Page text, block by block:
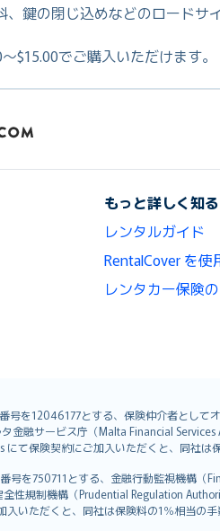
、鍵の閉じ込めなどのロードサ
$15.00でご購入いただけます。
もっと詳しく知る
レンタルガイド
RentalCover を
レンタカー保険
号を12046177とする、保険仲介者とし
金融サービス庁（Malta Financial
て保険契約にご加入いただくと、同社は
号を750711とする、金融行動監視機構（
性規制機構（Prudential Regulation
入いただくと、同社は保険料の1％相当の